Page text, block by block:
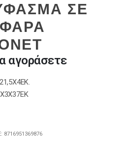
ΣΕ
αγοράσετε
8716951369876